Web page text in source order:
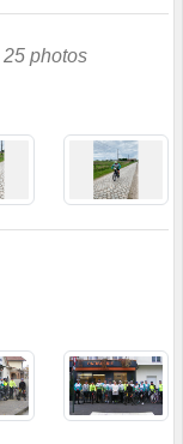
25 photos